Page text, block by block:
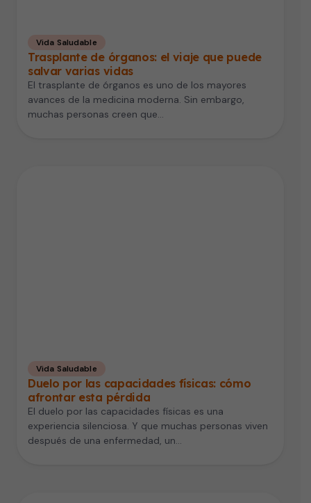
Vida Saludable
Trasplante de órganos: el viaje que puede
salvar varias vidas
El trasplante de órganos es uno de los mayores
avances de la medicina moderna. Sin embargo,
muchas personas creen que…
Vida Saludable
Duelo por las capacidades físicas: cómo
afrontar esta pérdida
El duelo por las capacidades físicas es una
experiencia silenciosa. Y que muchas personas viven
después de una enfermedad, un…